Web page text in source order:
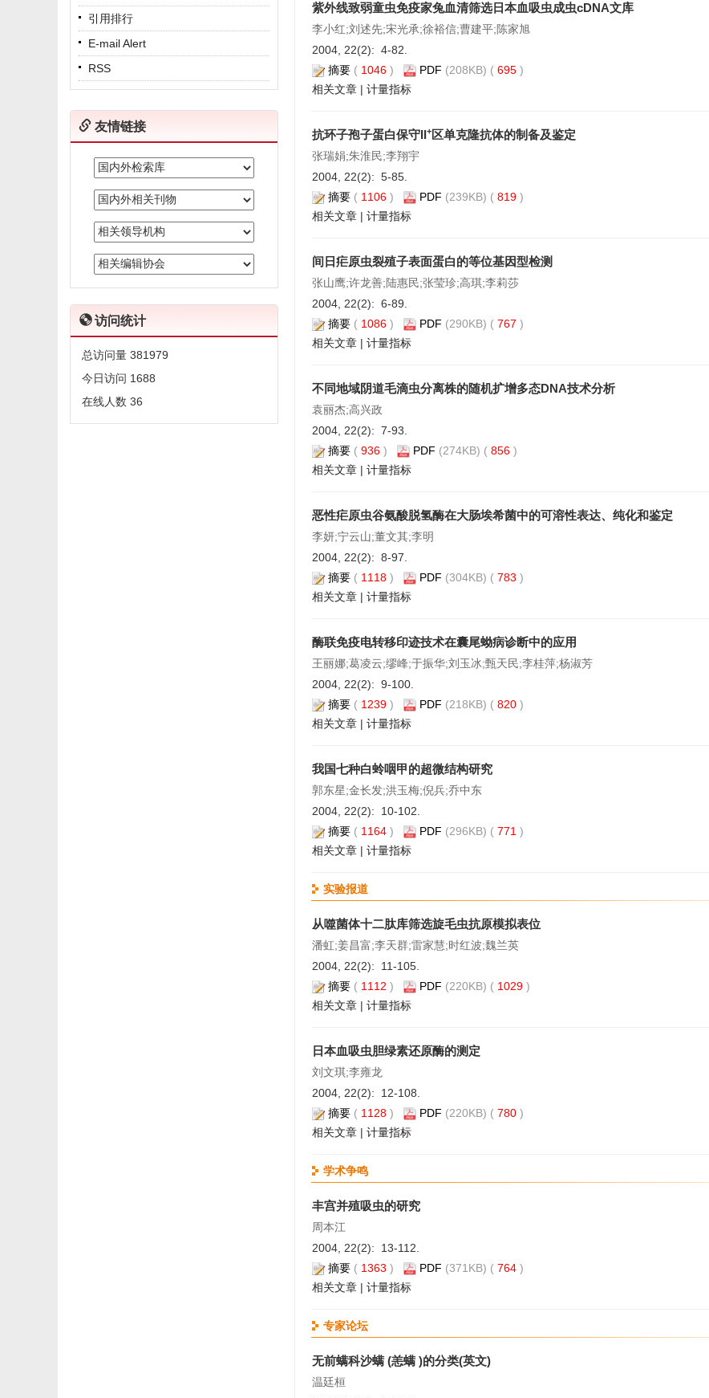
引用排行
E-mail Alert
RSS
友情链接
访问统计
总访问量 381979
今日访问 1688
在线人数 36
紫外线致弱童虫免疫家兔血清筛选日本血吸虫成虫cDNA文库
李小红;刘述先;宋光承;徐裕信;曹建平;陈家旭
2004, 22(2): 4-82.
摘要 ( 1046 ) PDF (208KB) ( 695 )
相关文章 | 计量指标
抗环子孢子蛋白保守II+区单克隆抗体的制备及鉴定
张瑞娟;朱淮民;李翔宇
2004, 22(2): 5-85.
摘要 ( 1106 ) PDF (239KB) ( 819 )
相关文章 | 计量指标
间日疟原虫裂殖子表面蛋白的等位基因型检测
张山鹰;许龙善;陆惠民;张莹珍;高琪;李莉莎
2004, 22(2): 6-89.
摘要 ( 1086 ) PDF (290KB) ( 767 )
相关文章 | 计量指标
不同地域阴道毛滴虫分离株的随机扩增多态DNA技术分析
袁丽杰;高兴政
2004, 22(2): 7-93.
摘要 ( 936 ) PDF (274KB) ( 856 )
相关文章 | 计量指标
恶性疟原虫谷氨酸脱氢酶在大肠埃希菌中的可溶性表达、纯化和鉴定
李妍;宁云山;董文其;李明
2004, 22(2): 8-97.
摘要 ( 1118 ) PDF (304KB) ( 783 )
相关文章 | 计量指标
酶联免疫电转移印迹技术在囊尾蚴病诊断中的应用
王丽娜;葛凌云;缪峰;于振华;刘玉冰;甄天民;李桂萍;杨淑芳
2004, 22(2): 9-100.
摘要 ( 1239 ) PDF (218KB) ( 820 )
相关文章 | 计量指标
我国七种白蛉咽甲的超微结构研究
郭东星;金长发;洪玉梅;倪兵;乔中东
2004, 22(2): 10-102.
摘要 ( 1164 ) PDF (296KB) ( 771 )
相关文章 | 计量指标
实验报道
从噬菌体十二肽库筛选旋毛虫抗原模拟表位
潘虹;姜昌富;李天群;雷家慧;时红波;魏兰英
2004, 22(2): 11-105.
摘要 ( 1112 ) PDF (220KB) ( 1029 )
相关文章 | 计量指标
日本血吸虫胆绿素还原酶的测定
刘文琪;李雍龙
2004, 22(2): 12-108.
摘要 ( 1128 ) PDF (220KB) ( 780 )
相关文章 | 计量指标
学术争鸣
丰宫并殖吸虫的研究
周本江
2004, 22(2): 13-112.
摘要 ( 1363 ) PDF (371KB) ( 764 )
相关文章 | 计量指标
专家论坛
无前螨科沙螨 (恙螨 )的分类(英文)
温廷桓